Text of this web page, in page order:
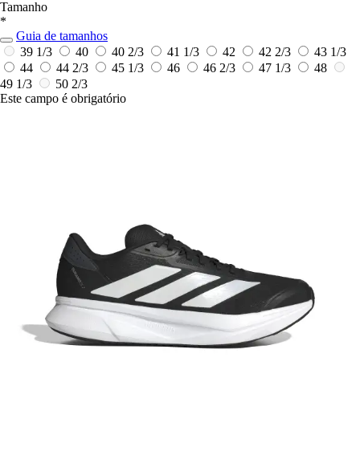
Tamanho
*
Guia de tamanhos
39 1/3
40 40 2/3 41 1/3 42 42 2/3
43 1/3
44
44 2/3 45 1/3 46 46 2/3 47 1/3
48
49 1/3
50 2/3
Este campo é obrigatório